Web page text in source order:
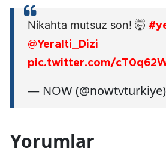
Nikahta mutsuz son! 🤯
@Yeralti_Dizi
pic.twitter.com/
— NOW (@nowtvturkiye)
Yorumlar